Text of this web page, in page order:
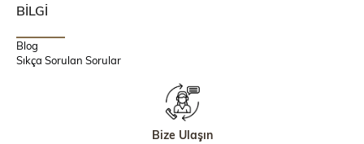
BİLGİ
Blog
Sıkça Sorulan Sorular
Bize Ulaşın